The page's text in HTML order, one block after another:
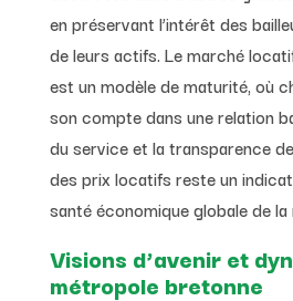
en préservant l’intérêt des
de leurs actifs. Le marché
est un modèle de maturité, où
son compte dans une relation
du service et la transparence
des prix locatifs reste un
santé économique globale de la
Visions d’avenir et
métropole bretonne